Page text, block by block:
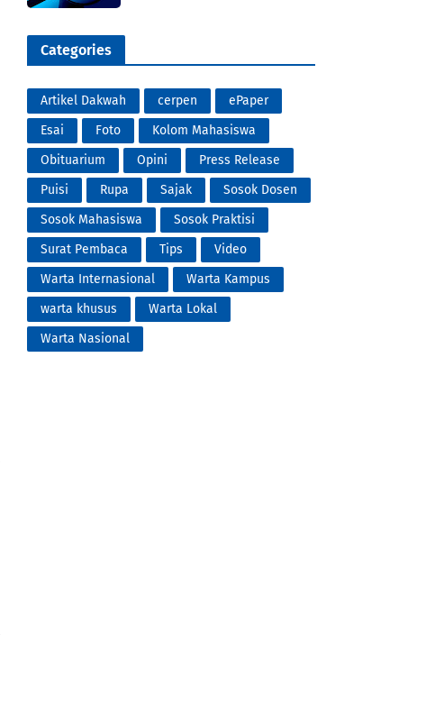
Categories
Artikel Dakwah cerpen
ePaper
Esai
Foto
Kolom Mahasiswa
Obituarium
Opini
Press Release
Puisi
Rupa Sajak
Sosok Dosen
Sosok Mahasiswa
Sosok Praktisi
Surat Pembaca
Tips
Video
Warta Internasional
Warta Kampus
warta khusus
Warta Lokal
Warta Nasional